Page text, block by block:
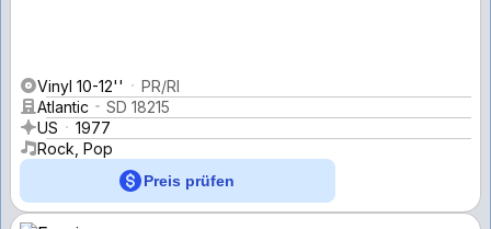
Vinyl 10-12''
PR/RI
Atlantic
SD 18215
US
1977
Rock, Pop
Preis prüfen